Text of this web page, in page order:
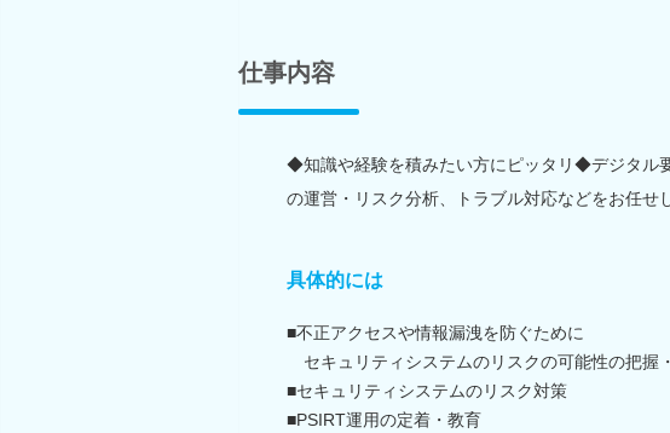
仕事内容
◆知識や経験を積みたい方にピッタリ◆デジタル
の運営・リスク分析、トラブル対応などをお任せ
具体的には
■不正アクセスや情報漏洩を防ぐために
セキュリティシステムのリスクの可能性の把握
■セキュリティシステムのリスク対策
■PSIRT運用の定着・教育